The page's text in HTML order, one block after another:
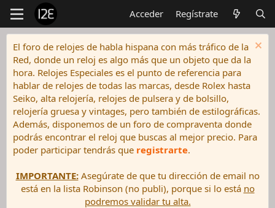
Acceder Regístrate
El foro de relojes de habla hispana con más tráfico de la
Red, donde un reloj es algo más que un objeto que da la
hora. Relojes Especiales es el punto de referencia para
hablar de relojes de todas las marcas, desde Rolex hasta
Seiko, alta relojería, relojes de pulsera y de bolsillo,
relojería gruesa y vintages, pero también de estilográficas.
Además, disponemos de un foro de compraventa donde
podrás encontrar el reloj que buscas al mejor precio. Para
poder participar tendrás que registrarte.
IMPORTANTE:Asegúrate de que tu dirección de email no
está en la lista Robinson (no publi), porque si lo está no
podremos validar tu alta.